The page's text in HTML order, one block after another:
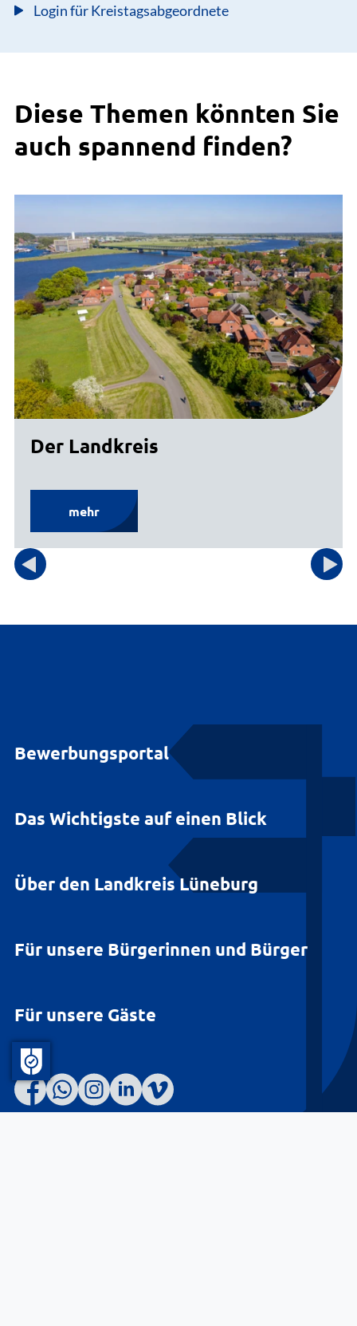
Login für Kreistagsabgeordnete
Diese Themen könnten Sie
auch spannend finden?
Der Landkreis
mehr
Bewerbungsportal
Das Wichtigste auf einen Blick
Über den Landkreis Lüneburg
Für unsere Bürgerinnen und Bürger
Für unsere Gäste